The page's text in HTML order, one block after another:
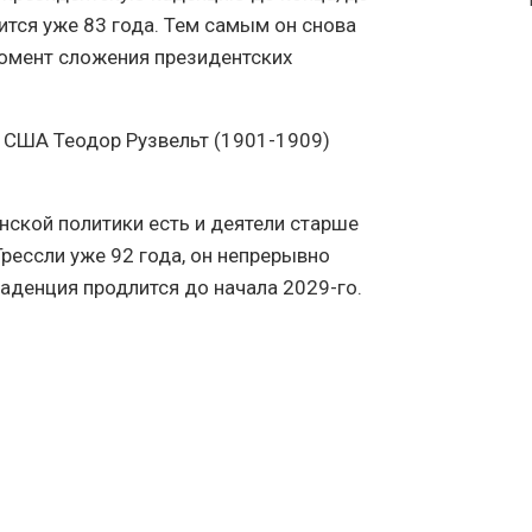
уже 83 года. Тем самым он снова
сложения президентских
Теодор Рузвельт (1901-1909)
политики есть и деятели старше
уже 92 года, он непрерывно
продлится до начала 2029-го.